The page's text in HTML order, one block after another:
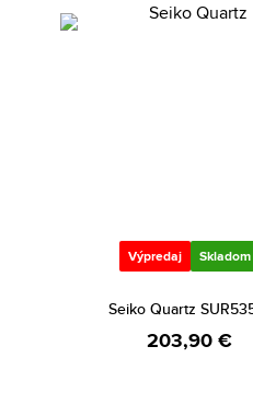
Výpredaj Skladom
Seiko Quartz
203,90 €